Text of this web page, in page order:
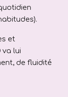
et
va lui
de fluidité